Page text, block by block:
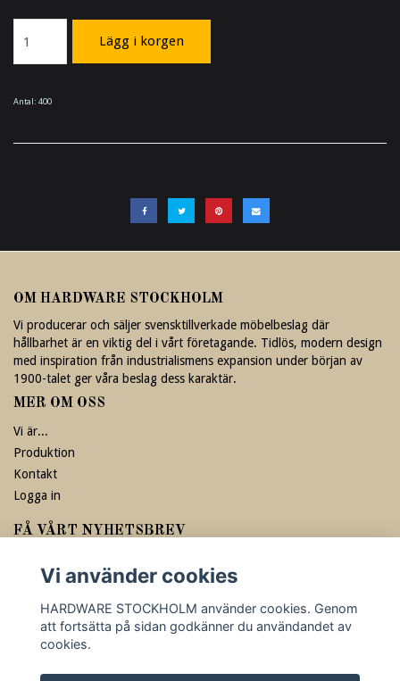
Lägg i korgen
Antal: 400
OM HARDWARE STOCKHOLM
Vi producerar och säljer svensktillverkade möbelbeslag där
hållbarhet är en viktig del i vårt företagande. Tidlös, modern design
med inspiration från industrialismens expansion under början av
1900-talet ger våra beslag dess karaktär.
MER OM OSS
Vi är...
Produktion
Kontakt
Logga in
FÅ VÅRT NYHETSBREV
Vi använder cookies
HARDWARE STOCKHOLM använder cookies. Genom
att fortsätta på sidan godkänner du användandet av
cookies.